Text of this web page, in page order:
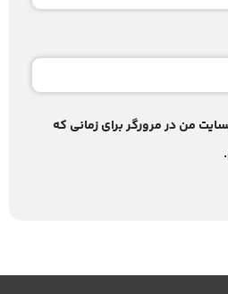
من در مرورگر برای زمانی که